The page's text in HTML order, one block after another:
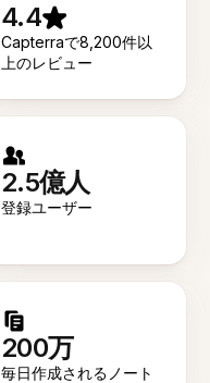
4.4
Capterraで8,200件以
上のレビュー
2.5億人
登録ユーザー
200万
毎日作成されるノート